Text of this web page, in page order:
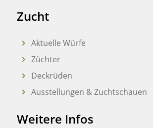
Zucht
Aktuelle Würfe
Züchter
Deckrüden
Ausstellungen & Zuchtschauen
Weitere Infos